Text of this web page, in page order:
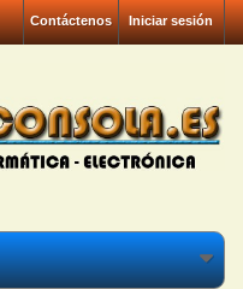
Iniciar sesión
Contáctenos